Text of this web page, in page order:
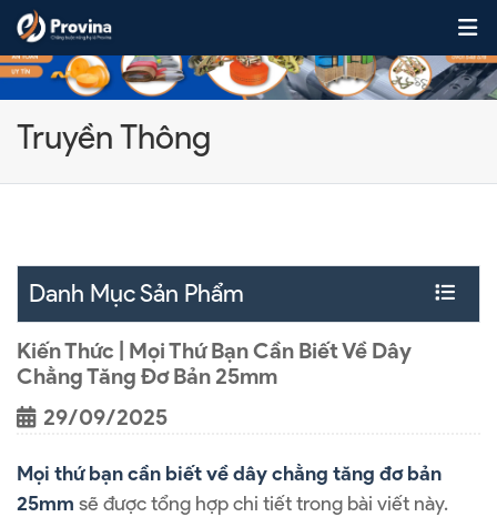
Skip to content
Truyền Thông
Danh Mục Sản Phẩm
Kiến Thức | Mọi Thứ Bạn Cần Biết Về Dây
Chằng Tăng Đơ Bản 25mm
29/09/2025
Mọi thứ bạn cần biết về dây chằng tăng đơ bản
25mm sẽ được tổng hợp chi tiết trong bài viết này.